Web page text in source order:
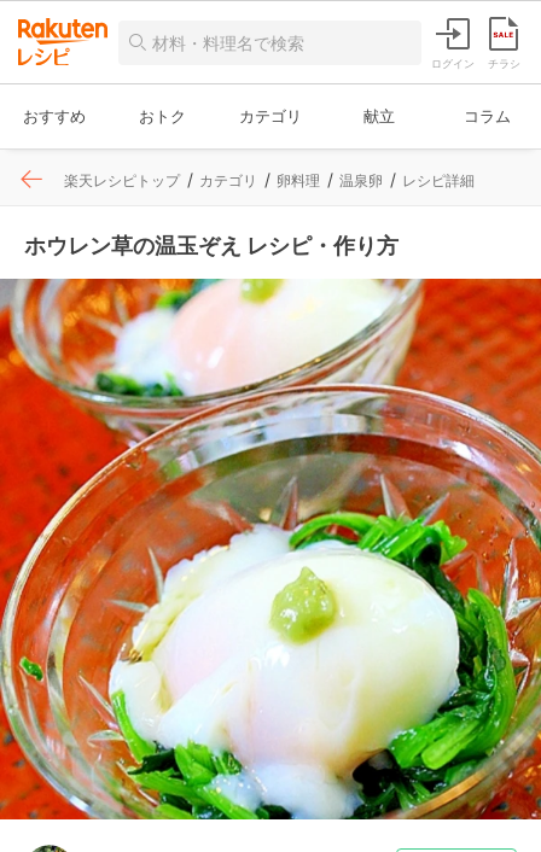
ログイン チラシ
おすすめ おトク カテゴリ 献立 コラム
楽天レシピトップ カテゴリ 卵料理 温泉卵 レシピ詳細
ホウレン草の温玉ぞえ レシピ・作り方